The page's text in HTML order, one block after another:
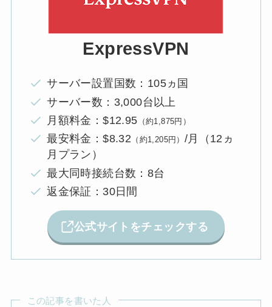
ExpressVPN
サーバー設置国数：105ヵ国
サーバー数：3,000台以上
月額料金：$12.95 （約1,875円）
最安料金：$8.32 （約1,205円） /月（12ヵ
月プラン）
最大同時接続台数：8台
返金保証：30日間
公式サイトをチェックする
この記事を書いた人